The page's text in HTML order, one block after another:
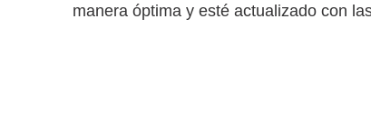
manera óptima y esté actualizado con